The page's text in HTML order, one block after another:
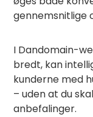
gennemsnitlige
I Dandomain-
bredt, kan
kunderne med
– uden at du
anbefalinger.